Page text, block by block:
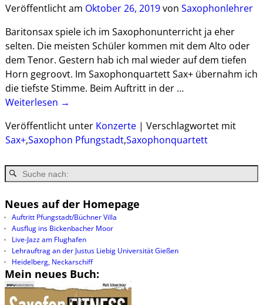
Veröffentlicht am Oktober 26, 2019von Saxophonlehrer
Baritonsax spiele ich im Saxophonunterricht ja eher
selten. Die meisten Schüler kommen mit dem Alto oder
dem Tenor. Gestern hab ich mal wieder auf dem tiefen
Horn gegroovt. Im Saxophonquartett Sax+ übernahm ich
die tiefste Stimme. Beim Auftritt in der …
Weiterlesen →
Veröffentlicht unter Konzerte| Verschlagwortet mit
Sax+,Saxophon Pfungstadt,Saxophonquartett
Neues auf der Homepage
Auftritt Pfungstadt/Büchner Villa
Ausflug ins Bickenbacher Moor
Live-Jazz am Flughafen
Lehrauftrag an der Justus Liebig Universität Gießen
Heidelberg, Neckarschiff
Mein neues Buch: